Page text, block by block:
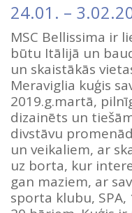
24.01. –
MSC Bellissima ir
būtu Itālijā un
un skaistākās
Meraviglia kuģis
2019.g.martā,
dizainēts un
divstāvu
un veikaliem, ar
uz borta, kur
gan maziem, ar
sporta klubu,